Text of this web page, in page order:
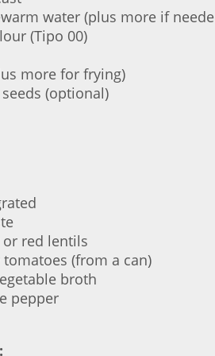
water (plus more if
(Tipo 00)
more for frying)
(optional)
or red lentils
tomatoes (from a can)
broth
pepper